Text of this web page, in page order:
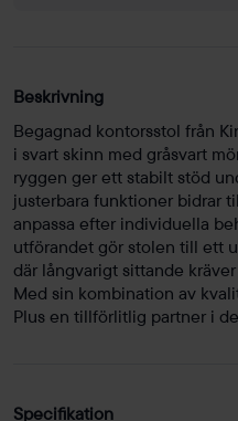
Beskrivning
Begagnad kontorsstol från
i svart skinn med gråsvart
ryggen ger ett stabilt stöd
justerbara funktioner bidrar
anpassa efter individuella
utförandet gör stolen till ett
där långvarigt sittande
Med sin kombination av
Plus en tillförlitlig partner i
Specifikation